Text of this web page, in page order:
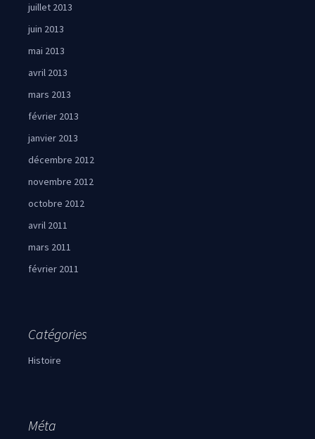
juillet 2013
juin 2013
mai 2013
avril 2013
mars 2013
février 2013
janvier 2013
décembre 2012
novembre 2012
octobre 2012
avril 2011
mars 2011
février 2011
Catégories
Histoire
Méta